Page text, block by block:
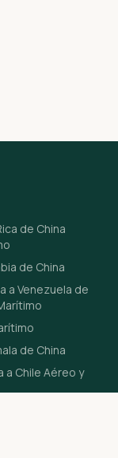
de China
de China
a Venezuela de
de China
a Chile Aéreo y